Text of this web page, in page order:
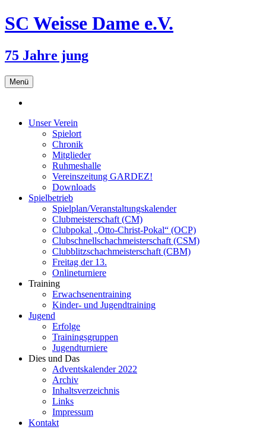
SC Weisse Dame e.V.
75 Jahre jung
Menü Zum
Inhalt
Unser Verein
Spielort
Chronik
Mitglieder
Ruhmeshalle
Vereinszeitung GARDEZ!
Downloads
Spielbetrieb
Spielplan/Veranstaltungskalender
Clubmeisterschaft (CM)
Clubpokal „Otto-Christ-Pokal“ (OCP)
Clubschnellschachmeisterschaft (CSM)
Clubblitzschachmeisterschaft (CBM)
Freitag der 13.
Onlineturniere
Training
Erwachsenentraining
Kinder- und Jugendtraining
Jugend
Erfolge
Trainingsgruppen
Jugendturniere
Dies und Das
Adventskalender 2022
Archiv
Inhaltsverzeichnis
Links
Impressum
Kontakt